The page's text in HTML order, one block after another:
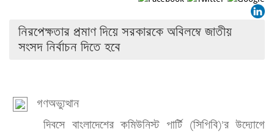
নিরপেক্ষতার প্রমাণ দিয়ে সরকারকে অবিলম্বে জাতীয়
সংসদ নির্বাচন দিতে হবে
গণঅভ্যুত্থান
দিবসে বাংলাদেশের কমিউনিস্ট পার্টি (সিপিবি)’র উদ্যোগে